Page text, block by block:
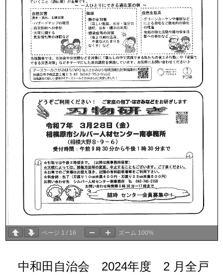
ページ 1 / 16 ズーム 100%
中和田自治会 2024年度 2 月全戸